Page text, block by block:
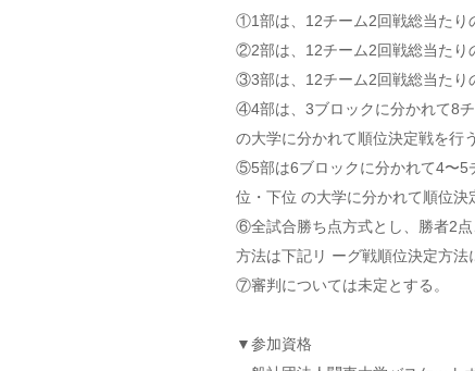
①1部は、12チーム2回戦総当たり
②2部は、12チーム2回戦総当たり
③3部は、12チーム2回戦総当たり
④4部は、3ブロックに分かれて8
の大学に分かれて順位決定戦を行う
⑤5部は6ブロックに分かれて4〜5
位・下位 の大学に分かれて順位決
⑥全試合勝ち点方式とし、勝者2
方法は下記リ ーグ戦順位決定方法
⑦審判については未定とする。
▼参加資格